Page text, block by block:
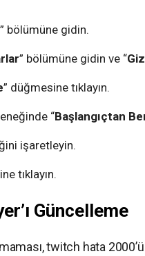
bölümüne gidin.
” bölümüne gidin ve “
” düğmesine tıklayın.
“Başlangıçtan
işaretleyin.
tıklayın.
Güncelleme
twitch hata